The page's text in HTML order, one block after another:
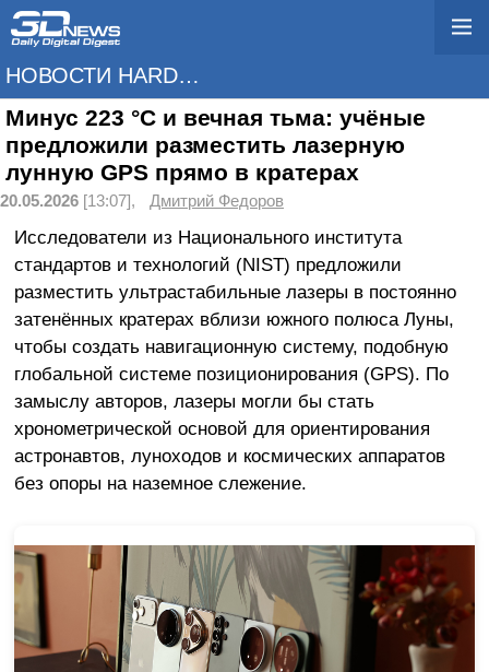
НОВОСТИ HARDWARE
Минус 223 °C и вечная тьма: учёные
предложили разместить лазерную
лунную GPS прямо в кратерах
20.05.2026 [13:07], Дмитрий Федоров
Исследователи из Национального института
стандартов и технологий (NIST) предложили
разместить ультрастабильные лазеры в постоянно
затенённых кратерах вблизи южного полюса Луны,
чтобы создать навигационную систему, подобную
глобальной системе позиционирования (GPS). По
замыслу авторов, лазеры могли бы стать
хронометрической основой для ориентирования
астронавтов, луноходов и космических аппаратов
без опоры на наземное слежение.